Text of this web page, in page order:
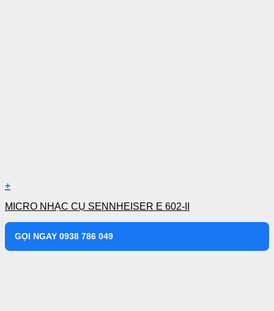
+
MICRO NHẠC CỤ SENNHEISER E 602-II
GỌI NGAY 0938 786 049